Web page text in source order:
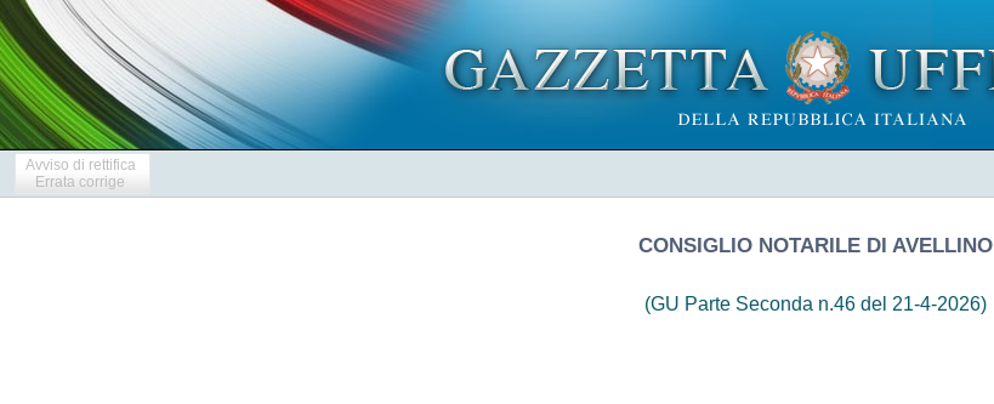
Avviso di rettifica
Errata corrige
CONSIGLIO NOTARILE DI AVELLINO
(GU Parte Seconda n.46 del 21-4-2026)